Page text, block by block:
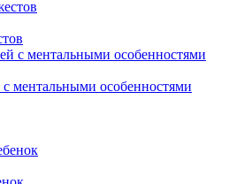
ментальными особенностями